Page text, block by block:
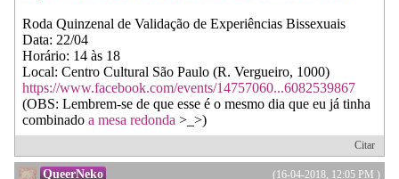
Roda Quinzenal de Validação de Experiências Bissexuais
Data: 22/04
Horário: 14 às 18
Local: Centro Cultural São Paulo (R. Vergueiro, 1000)
https://www.facebook.com/events/14757060...6082539867
(OBS: Lembrem-se de que esse é o mesmo dia que eu já tinha
combinado a mesa redonda >_>)
Citar
(16-04-2018, 12:05 PM )
QueerNeko